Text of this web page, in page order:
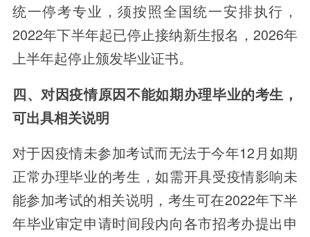
统一停考专业，须按照全国统一安排执行，
2022年下半年起已停止接纳新生报名，2026年
上半年起停止颁发毕业证书。
四、对因疫情原因不能如期办理毕业的考生，
可出具相关说明
对于因疫情未参加考试而无法于今年12月如期
正常办理毕业的考生，如需开具受疫情影响未
能参加考试的相关说明，考生可在2022年下半
年毕业审定申请时间段内向各市招考办提出申